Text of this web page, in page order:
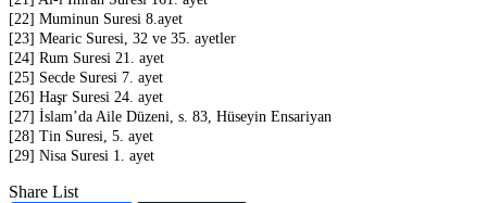
[22] Muminun Suresi 8.ayet
[23] Mearic Suresi, 32 ve 35. ayetler
[24] Rum Suresi 21. ayet
[25] Secde Suresi 7. ayet
[26] Haşr Suresi 24. ayet
[27] İslam’da Aile Düzeni, s. 83, Hüseyin Ensariyan
[28] Tin Suresi, 5. ayet
[29] Nisa Suresi 1. ayet
Share List